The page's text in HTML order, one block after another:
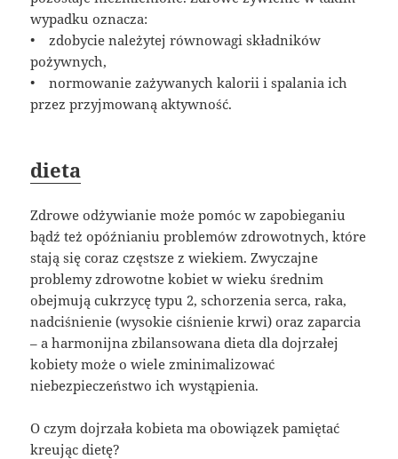
wypadku oznacza:
• zdobycie należytej równowagi składników
pożywnych,
• normowanie zażywanych kalorii i spalania ich
przez przyjmowaną aktywność.
dieta
Zdrowe odżywianie może pomóc w zapobieganiu
bądź też opóźnianiu problemów zdrowotnych, które
stają się coraz częstsze z wiekiem. Zwyczajne
problemy zdrowotne kobiet w wieku średnim
obejmują cukrzycę typu 2, schorzenia serca, raka,
nadciśnienie (wysokie ciśnienie krwi) oraz zaparcia
– a harmonijna zbilansowana dieta dla dojrzałej
kobiety może o wiele zminimalizować
niebezpieczeństwo ich wystąpienia.
O czym dojrzała kobieta ma obowiązek pamiętać
kreując dietę?